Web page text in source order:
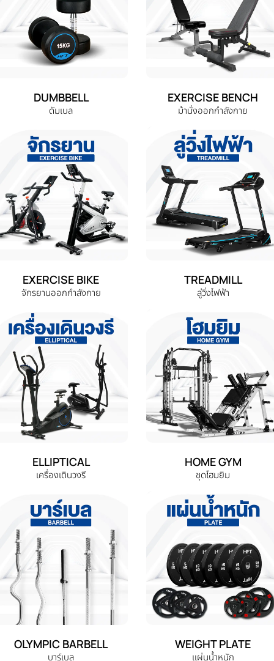
DUMBBELL
ดัมเบล
EXERCISE BENCH
ม้านั่งออกกำลังกาย
EXERCISE BIKE
จักรยานออกกำลังกาย
TREADMILL
ลู่วิ่งไฟฟ้า
ELLIPTICAL
เครื่องเดินวงรี
HOME GYM
ชุดโฮมยิม
OLYMPIC BARBELL
บาร์เบล
WEIGHT PLATE
แผ่นน้ำหนัก